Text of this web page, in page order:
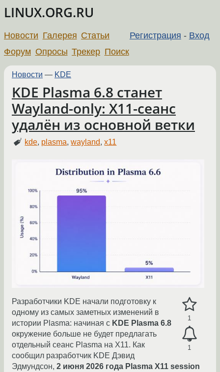
LINUX.ORG.RU
Регистрация - Вход
Новости Галерея Статьи
Форум Опросы Трекер Поиск
Новости — KDE
KDE Plasma 6.8 станет
Wayland-only: X11-сеанс
удалён из основной ветки
kde, plasma,wayland,x11
1
1
Разработчики KDE начали подготовку к
одному из самых заметных изменений в
истории Plasma: начиная с KDE Plasma 6.8
окружение больше не будет предлагать
отдельный сеанс Plasma на X11. Как
сообщил разработчик KDE Дэвид
Эдмундсон, 2 июня 2026 года Plasma X11 session